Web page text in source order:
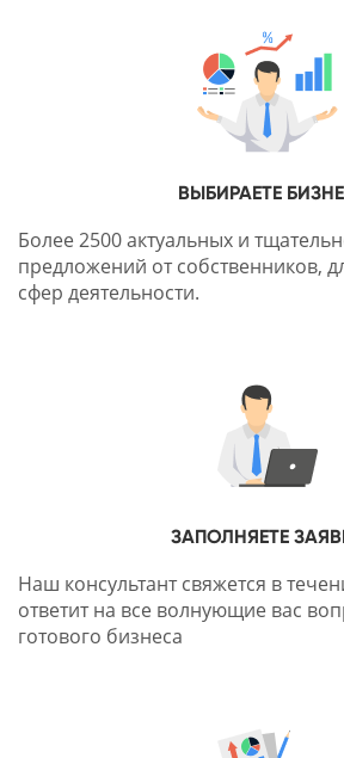
ВЫБИРАЕТЕ
Более 2500 актуальных и
предложений от собственников,
сфер деятельности.
ЗАПОЛНЯЕТЕ
Наш консультант свяжется в
ответит на все волнующие вас
готового бизнеса